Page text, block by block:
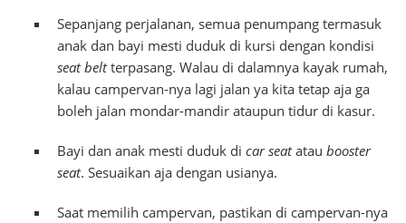
Sepanjang perjalanan, semua penumpang termasuk
anak dan bayi mesti duduk di kursi dengan kondisi
seat beltterpasang. Walau di dalamnya kayak rumah,
kalau campervan-nya lagi jalan ya kita tetap aja ga
boleh jalan mondar-mandir ataupun tidur di kasur.
Bayi dan anak mesti duduk di car seatatau booster
seat. Sesuaikan aja dengan usianya.
Saat memilih campervan, pastikan di campervan-nya